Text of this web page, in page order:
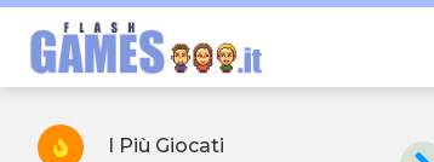
I Più Giocati